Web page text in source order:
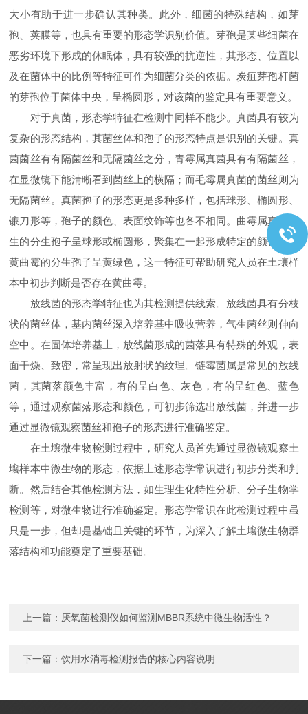
大小有助于进一步确认其种类。此外，细菌的特殊结构，如芽
孢、荚膜等，也具有重要的形态学识别价值。芽孢是某些细菌在
恶劣环境下形成的休眠体，具有较强的抗逆性，其形态、位置以
及在菌体中的比例等特征可作为细菌分类的依据。炭疽芽孢杆菌
的芽孢位于菌体中央，呈椭圆形，对该菌的鉴定具有重要意义。
对于真菌，形态学特征在检测中同样不能少。真菌具有较为
复杂的形态结构，其菌丝体和孢子的形态特点是识别的关键。真
菌菌丝有有隔菌丝和无隔菌丝之分，青霉属真菌具有有隔菌丝，
在显微镜下能清晰看到菌丝上的横隔；而毛霉属真菌的菌丝则为
无隔菌丝。真菌孢子的形态更是多种多样，包括球形、椭圆形、
镰刀形等，孢子的颜色、表面纹饰等也各不相同。曲霉属真菌产
生的分生孢子呈球形或椭圆形，聚集在一起形成特定的颜色，如
黄曲霉的分生孢子呈黄绿色，这一特征可帮助研究人员在土壤样
本中初步判断是否存在黄曲霉。
放线菌的形态学特征也为其检测提供线索。放线菌具有分枝
状的菌丝体，基内菌丝深入培养基中吸收营养，气生菌丝则伸向
空中。在固体培养基上，放线菌形成的菌落具有特殊的外观，表
面干燥、致密，常呈现出放射状的纹理。链霉菌属是常见的放线
菌，其菌落颜色丰富，有的呈白色、灰色，有的呈红色、蓝色
等，通过观察菌落形态和颜色，可初步筛选出放线菌，并进一步
通过显微镜观察菌丝和孢子的形态进行准确鉴定。
在土壤微生物检测过程中，研究人员首先通过显微镜观察土
壤样本中微生物的形态，依据上述形态学常识进行初步分类和判
断。然后结合其他检测方法，如生理生化特性分析、分子生物学
检测等，对微生物进行准确鉴定。形态学常识在此检测过程中虽
只是一步，但却是基础且关键的环节，为深入了解土壤微生物群
落结构和功能奠定了重要基础。
上一篇： 厌氧菌检测仪如何监测MBBR系统中微生物活性？
下一篇：饮用水消毒检测报告的核心内容说明